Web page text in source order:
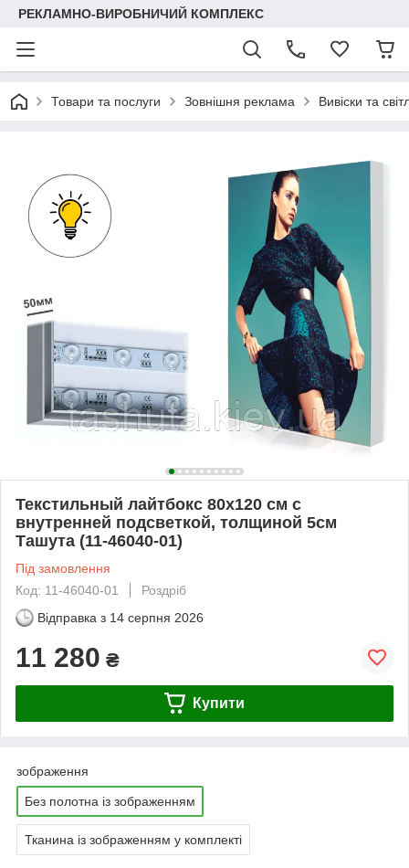
РЕКЛАМНО-ВИРОБНИЧИЙ КОМПЛЕКС
Товари та послуги Зовнішня реклама Вивіски та
Текстильный лайтбокс 80х120 см с
внутренней подсветкой, толщиной 5см
Ташута (11-46040-01)
Під замовлення
Код: 11-46040-01
Роздріб
Відправка з 14 серпня 2026
11 280 ₴
Купити
зображення
Без полотна із зображенням
Тканина із зображенням у комплекті